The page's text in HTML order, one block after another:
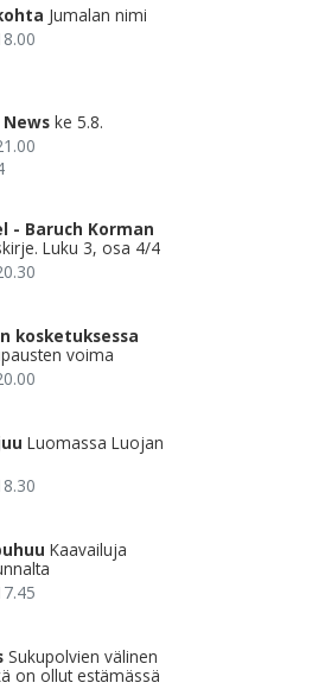
Jumalan nimi
News ke 5.8.
- Baruch Korman
Luku 3, osa 4/4
kosketuksessa
voima
Luomassa Luojan
Kaavailuja
Sukupolvien välinen
on ollut estämässä